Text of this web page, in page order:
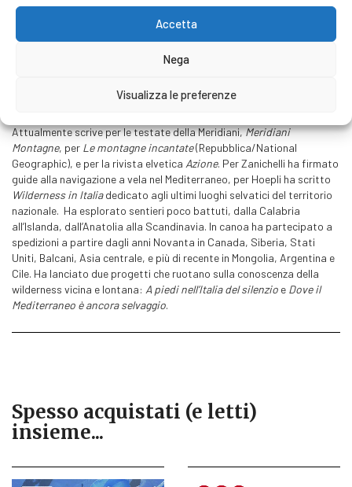
Accetta
Nega
Visualizza le preferenze
Valentina Scaglia
, naturalista per formazione, come giornalista ha
Attualmente scrive per le testate della Meridiani,Meridiani
Montagne, per Le montagne incantate(Repubblica/National
Geographic), e per la rivista elvetica Azione. Per Zanichelli ha firmato
guide alla navigazione a vela nel Mediterraneo, per Hoepli ha scritto
Wilderness in Italiadedicato agli ultimi luoghi selvatici del territorio
nazionale. Ha esplorato sentieri poco battuti, dalla Calabria
all’Islanda, dall’Anatolia alla Scandinavia. In canoa ha partecipato a
spedizioni a partire dagli anni Novanta in Canada, Siberia, Stati
Uniti, Balcani, Asia centrale, e più di recente in Mongolia, Argentina e
Cile. Ha lanciato due progetti che ruotano sulla conoscenza della
wilderness vicina e lontana: A piedi nell’Italia del silenzio e Dove il
Mediterraneo è ancora selvaggio.
Spesso acquistati (e letti)
insieme...